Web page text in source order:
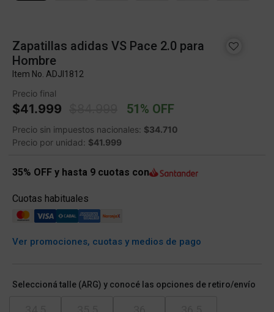
Zapatillas adidas VS Pace 2.0 para
Hombre
Item No. ADJI1812
Precio final
$41.999 Price reduced from
51% OFF
Precio sin impuestos nacionales: $34.710
Precio por unidad: $41.999
35% OFF y hasta 9 cuotas con
Cuotas habituales
Ver promociones, cuotas y medios de pago
Seleccioná talle (ARG) y conocé las opciones de retiro/envío